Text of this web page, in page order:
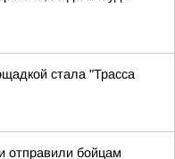
стала "Трасса
отправили бойцам